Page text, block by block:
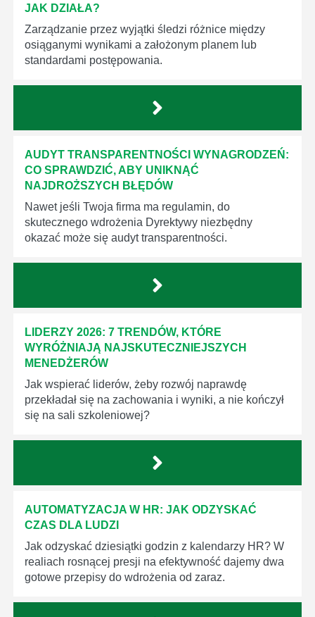
JAK DZIAŁA?
Zarządzanie przez wyjątki śledzi różnice między
osiąganymi wynikami a założonym planem lub
standardami postępowania.
AUDYT TRANSPARENTNOŚCI WYNAGRODZEŃ:
CO SPRAWDZIĆ, ABY UNIKNĄĆ
NAJDROŻSZYCH BŁĘDÓW
Nawet jeśli Twoja firma ma regulamin, do
skutecznego wdrożenia Dyrektywy niezbędny
okazać może się audyt transparentności.
LIDERZY 2026: 7 TRENDÓW, KTÓRE
WYRÓŻNIAJĄ NAJSKUTECZNIEJSZYCH
MENEDŻERÓW
Jak wspierać liderów, żeby rozwój naprawdę
przekładał się na zachowania i wyniki, a nie kończył
się na sali szkoleniowej?
AUTOMATYZACJA W HR: JAK ODZYSKAĆ
CZAS DLA LUDZI
Jak odzyskać dziesiątki godzin z kalendarzy HR? W
realiach rosnącej presji na efektywność dajemy dwa
gotowe przepisy do wdrożenia od zaraz.